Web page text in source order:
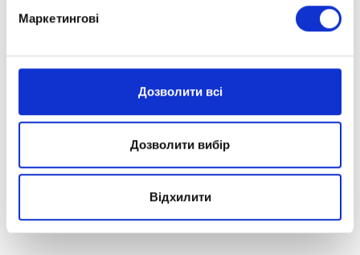
Маркетингові
Дозволити всі
Дозволити вибір
Відхилити